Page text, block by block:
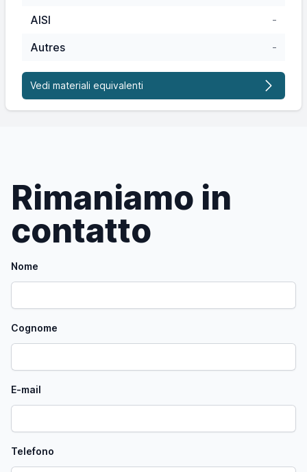
AISI
-
Autres
-
Vedi materiali equivalenti
Rimaniamo in
contatto
Nome
Cognome
E-mail
Telefono